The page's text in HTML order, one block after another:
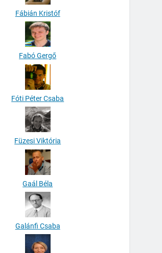
Fábián Kristóf
Fabó Gergő
Fóti Péter Csaba
Füzesi Viktória
Gaál Béla
Galánfi Csaba